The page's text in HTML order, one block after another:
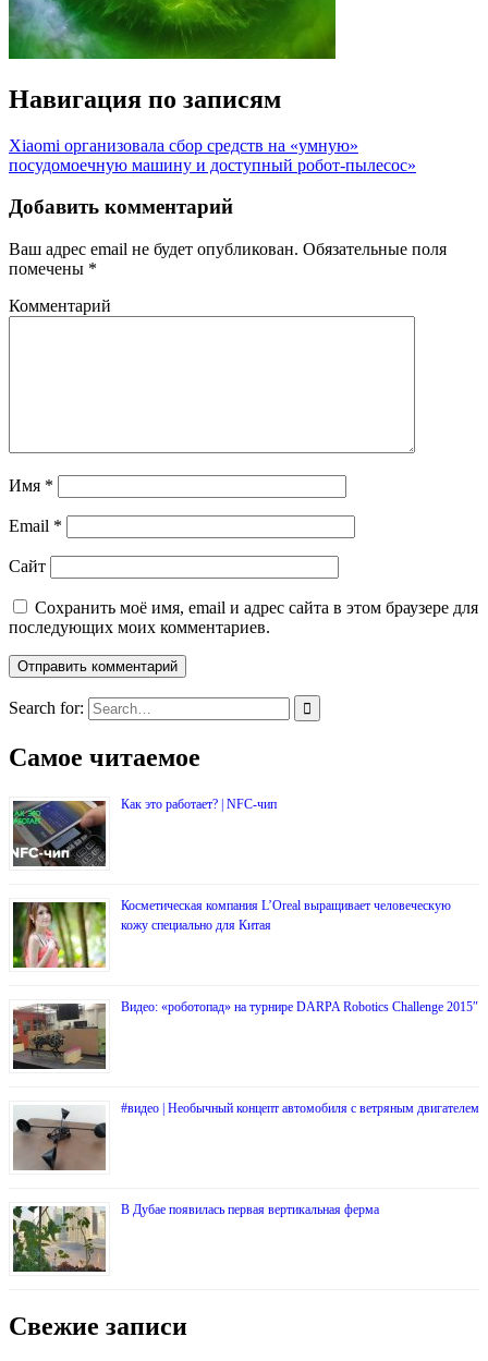
Навигация по записям
Xiaomi организовала сбор средств на «умную»
посудомоечную машину и доступный робот-пылесос»
Добавить комментарий
Ваш адрес email не будет опубликован. Обязательные поля
помечены *
Комментарий
Имя *
Email *
Сайт
Сохранить моё имя, email и адрес сайта в этом браузере для
последующих моих комментариев.
Search for:
Самое читаемое
Как это работает? | NFC-чип
Косметическая компания L’Oreal выращивает человеческую
кожу специально для Китая
Видео: «роботопад» на турнире DARPA Robotics Challenge 2015″
#видео | Необычный концепт автомобиля с ветряным двигателем
В Дубае появилась первая вертикальная ферма
Свежие записи